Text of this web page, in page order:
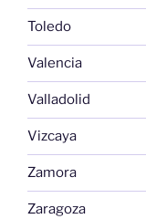
Toledo
Valencia
Valladolid
Vizcaya
Zamora
Zaragoza